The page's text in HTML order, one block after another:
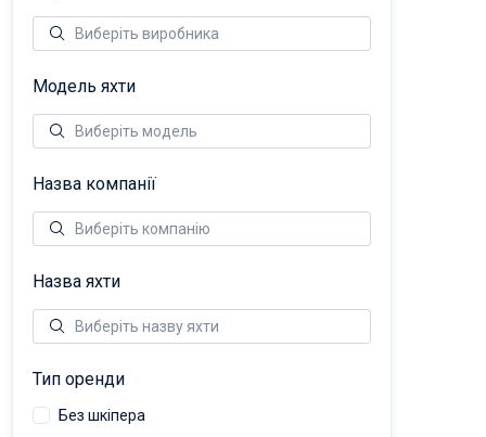
Модель яхти
Назва компанії
Назва яхти
Тип оренди
Без шкіпера